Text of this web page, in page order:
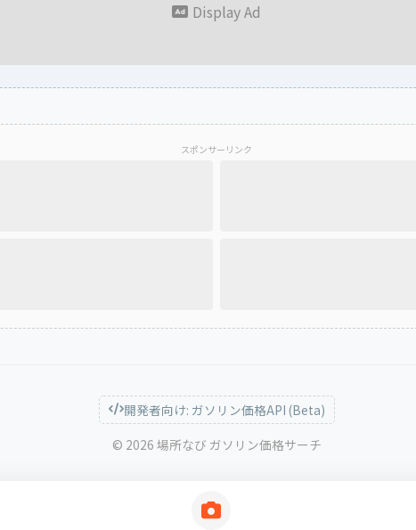
Display Ad
スポンサーリンク
開発者向け: ガソリン価格API (Beta)
© 2026 場所なび ガソリン価格サーチ